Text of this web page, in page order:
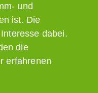
und
ist. Die
dabei.
die
erfahrenen